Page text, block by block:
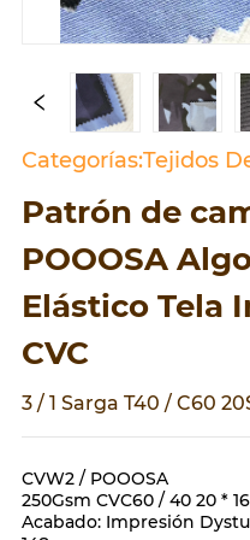
Categorías:Tejidos
Patrón de
POOOSA
Elástico Tela
CVC
3 / 1 Sarga T40 / C60
CVW2 / POOOSA
250Gsm CVC60 / 40 20 *
Acabado: Impresión